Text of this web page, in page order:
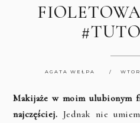
AGATA WEŁPA
Makijaże w moim ulubionym
najczęściej. Jednak nie